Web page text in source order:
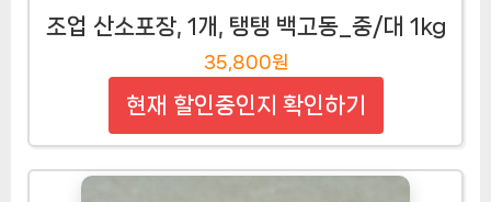
조업 산소포장, 1개, 탱탱 백고동_중/대 1kg
35,800원
현재 할인중인지 확인하기